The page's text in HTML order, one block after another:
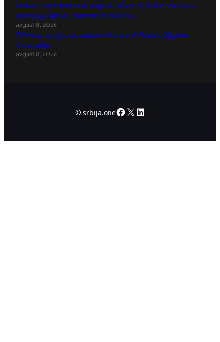
Dnevni horoskop za 8. avgust: Blizanci, širite pozitivnu
energiju, Strelci, osećate se odlično
avgust 8, 2026
Zelenski se oglasio nakon večere s Vučićem: Objavio
fotografiju
avgust 8, 2026
© srbija.oneFacebook
X LinkedIn